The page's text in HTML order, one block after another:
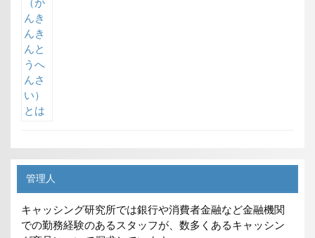
管理人
キャッシング研究所では銀行や消費者金融など金融機関
での勤務経験のあるスタッフが、数多くあるキャッシン